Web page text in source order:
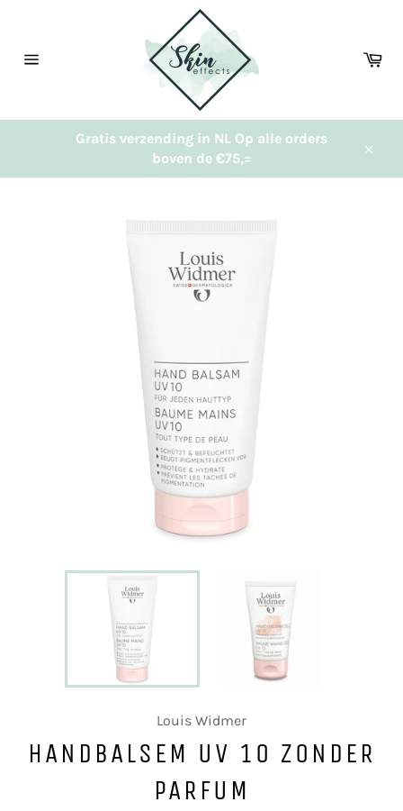
content
Gratis verzending in NL Op alle orders
boven de €75,=
Louis Widmer
HANDBALSEM UV 10 ZONDER
PARFUM